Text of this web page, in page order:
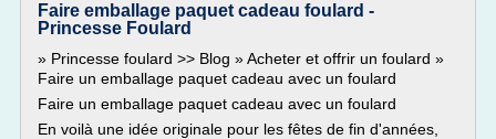
Faire emballage paquet cadeau foulard -
Princesse Foulard
» Princesse foulard >> Blog » Acheter et offrir un foulard »
Faire un emballage paquet cadeau avec un foulard
Faire un emballage paquet cadeau avec un foulard
En voilà une idée originale pour les fêtes de fin d'années,